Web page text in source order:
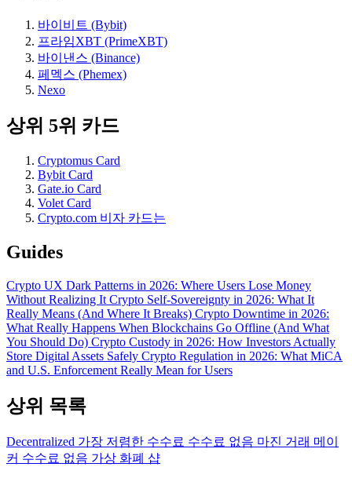
바이비트 (Bybit)
프라임XBT (PrimeXBT)
바이낸스 (Binance)
페멕스 (Phemex)
Nexo
상위 5위 카드
Cryptomus Card
Bybit Card
Gate.io Card
Volet Card
Crypto.com 비자 카드는
Guides
Crypto UX Dark Patterns in 2026: Where Users Lose Money
Without Realizing It Crypto Self-Sovereignty in 2026: What It
Really Means (And Where It Breaks) Crypto Downtime in 2026:
What Really Happens When Blockchains Go Offline (And What
You Should Do) Crypto Custody in 2026: How Investors Actually
Store Digital Assets Safely Crypto Regulation in 2026: What MiCA
and U.S. Enforcement Really Mean for Users
상위 목록
Decentralized 가장 저렴한 수수료 수수료 없음 마진 거래 메이
커 수수료 없음 가상 화폐 샵